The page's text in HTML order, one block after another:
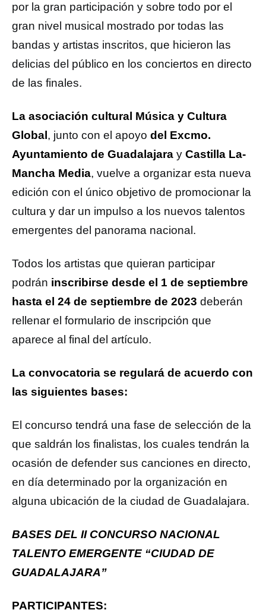
por la gran participación y sobre todo por el
gran nivel musical mostrado por todas las
bandas y artistas inscritos, que hicieron las
delicias del público en los conciertos en directo
de las finales.
La asociación cultural Música y Cultura
Global , junto con el apoyo del Excmo.
Ayuntamiento de Guadalajara y Castilla La-
Mancha Media, vuelve a organizar esta nueva
edición con el único objetivo de promocionar la
cultura y dar un impulso a los nuevos talentos
emergentes del panorama nacional.
Todos los artistas que quieran participar
podrán inscribirse desde el 1 de septiembre
hasta el 24 de septiembre de 2023 deberán
rellenar el formulario de inscripción que
aparece al final del artículo.
La convocatoria se regulará de acuerdo con
las siguientes bases:
El concurso tendrá una fase de selección de la
que saldrán los finalistas, los cuales tendrán la
ocasión de defender sus canciones en directo,
en día determinado por la organización en
alguna ubicación de la ciudad de Guadalajara.
BASES DEL II CONCURSO NACIONAL
TALENTO EMERGENTE “CIUDAD DE
GUADALAJARA”
PARTICIPANTES: